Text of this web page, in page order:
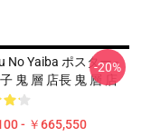
No Yaiba ポスター -
鬼 層 店長 鬼 層 店
- ￥665,550
-20%